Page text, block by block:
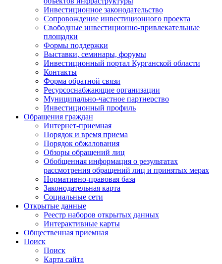
Инвестиционное законодательство
Сопровождение инвестиционного проекта
Свободные инвестиционно-привлекательные
площадки
Формы поддержки
Выставки, семинары, форумы
Инвестиционный портал Курганской области
Контакты
Форма обратной связи
Ресурсоснабжающие организации
Муниципально-частное партнерство
Инвестиционный профиль
Обращения граждан
Интернет-приемная
Порядок и время приема
Порядок обжалования
Обзоры обращений лиц
Обобщенная информация о результатах
рассмотрения обращений лиц и принятых мерах
Нормативно-правовая база
Законодательная карта
Социальные сети
Открытые данные
Реестр наборов открытых данных
Интерактивные карты
Общественная приемная
Поиск
Поиск
Карта сайта